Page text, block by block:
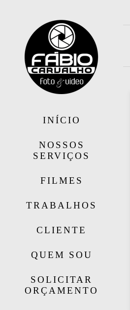
INÍCIO
NOSSOS
SERVIÇOS
FILMES
TRABALHOS
CLIENTE
QUEM SOU
SOLICITAR
ORÇAMENTO